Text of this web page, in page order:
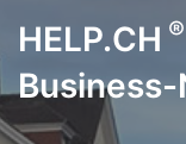
HELP.CH ®